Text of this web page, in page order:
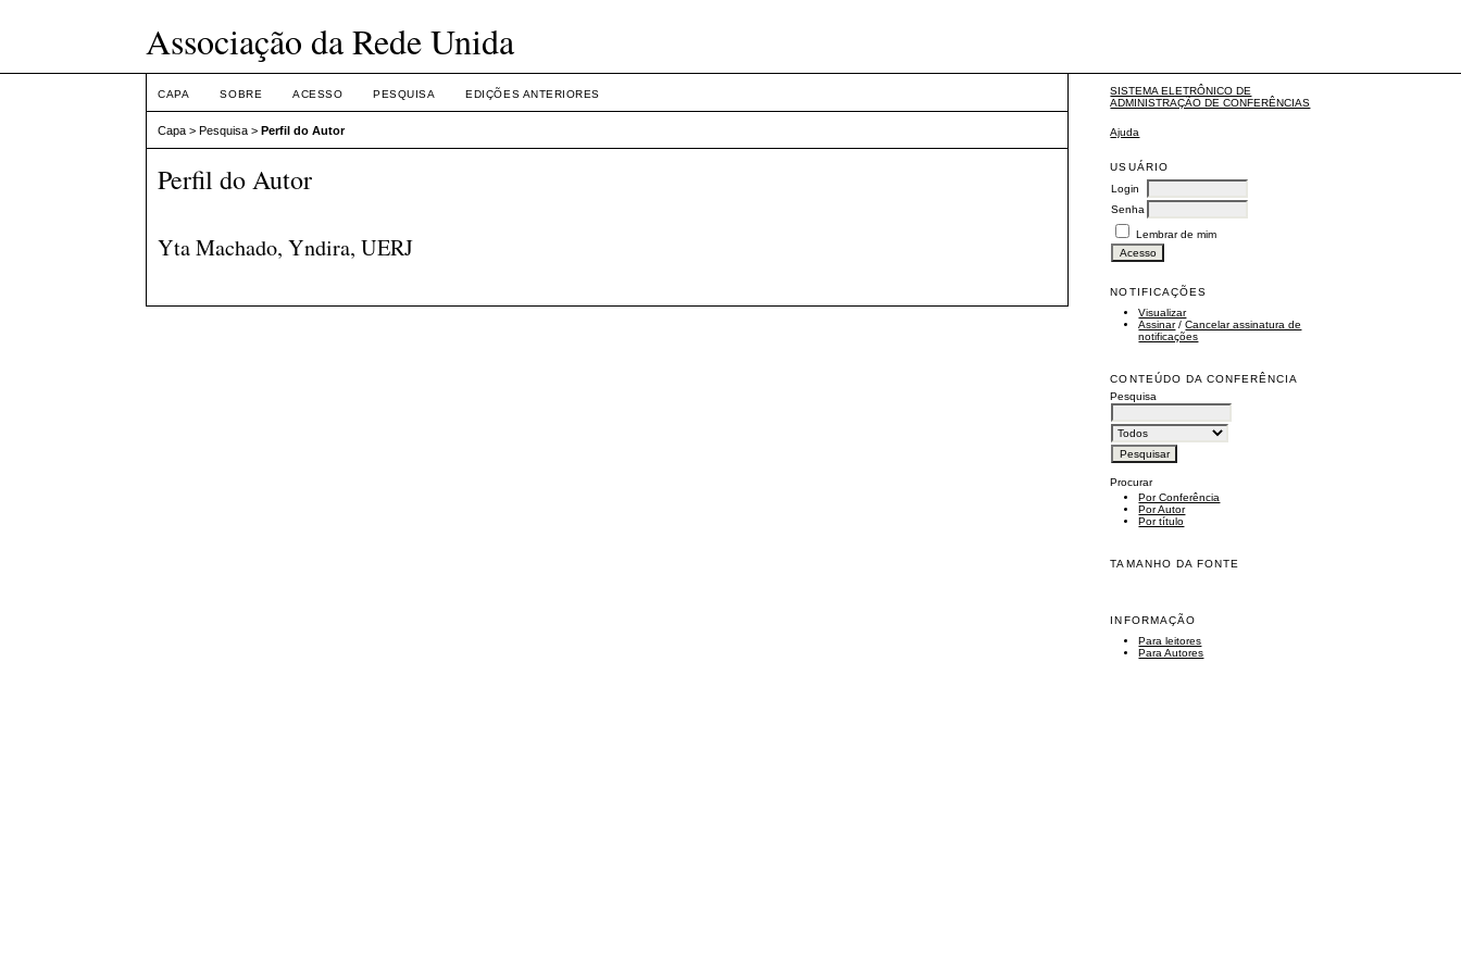
Associação da Rede Unida
SISTEMA ELETRÔNICO DE
ADMINISTRAÇÃO DE CONFERÊNCIAS
Ajuda
USUÁRIO
Login
Senha
Lembrar de mim
NOTIFICAÇÕES
Visualizar
Assinar/Cancelar assinatura de
notificações
CONTEÚDO DA CONFERÊNCIA
Pesquisa
Procurar
Por Conferência
Por Autor
Por título
TAMANHO DA FONTE
INFORMAÇÃO
Para leitores
Para Autores
CAPA SOBRE ACESSO PESQUISA EDIÇÕES ANTERIORES
Capa >Pesquisa >Perfil do Autor
Perfil do Autor
Yta Machado, Yndira, UERJ